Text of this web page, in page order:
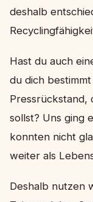
deshalb
Hast du auch
du dich
Pressrückstand,
sollst? Uns ging
konnten nicht
weiter als
Deshalb nutzen